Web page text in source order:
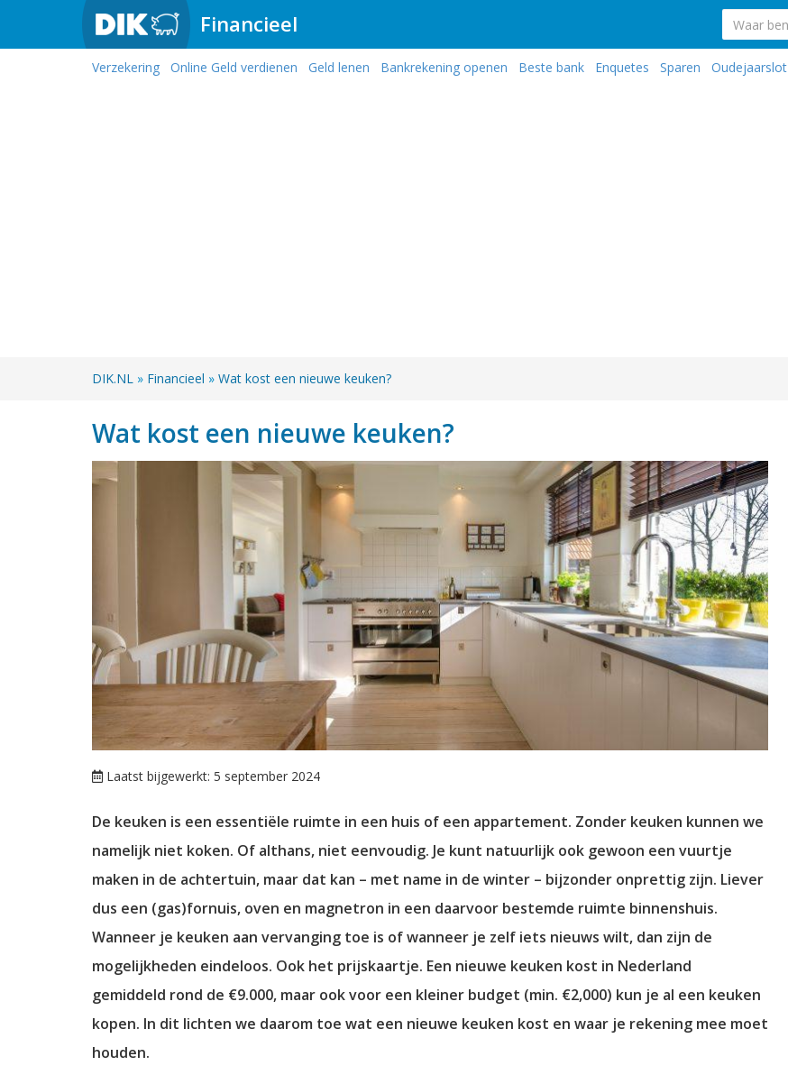
Financieel
Verzekering Online Geld verdienen Geld lenen Bankrekening openen Beste bank Enquetes Sparen Oudejaarslot
DIK.NL » Financieel » Wat kost een nieuwe keuken?
Wat kost een nieuwe keuken?
Laatst bijgewerkt: 5 september 2024
De keuken is een essentiële ruimte in een huis of een appartement. Zonder keuken kunnen we
namelijk niet koken. Of althans, niet eenvoudig. Je kunt natuurlijk ook gewoon een vuurtje
maken in de achtertuin, maar dat kan – met name in de winter – bijzonder onprettig zijn. Liever
dus een (gas)fornuis, oven en magnetron in een daarvoor bestemde ruimte binnenshuis.
Wanneer je keuken aan vervanging toe is of wanneer je zelf iets nieuws wilt, dan zijn de
mogelijkheden eindeloos. Ook het prijskaartje. Een nieuwe keuken kost in Nederland
gemiddeld rond de €9.000, maar ook voor een kleiner budget (min. €2,000) kun je al een keuken
kopen. In dit lichten we daarom toe wat een nieuwe keuken kost en waar je rekening mee moet
houden.